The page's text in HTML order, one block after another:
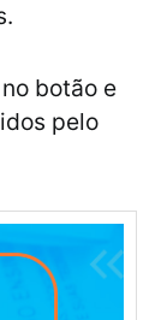
botão e
pelo